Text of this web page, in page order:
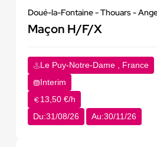
Doué-la-Fontaine - Thouars -
Maçon H/F/X
Le Puy-Notre-Dame , France
Interim
13,50 €/h
Du:31/08/26 Au:30/11/26